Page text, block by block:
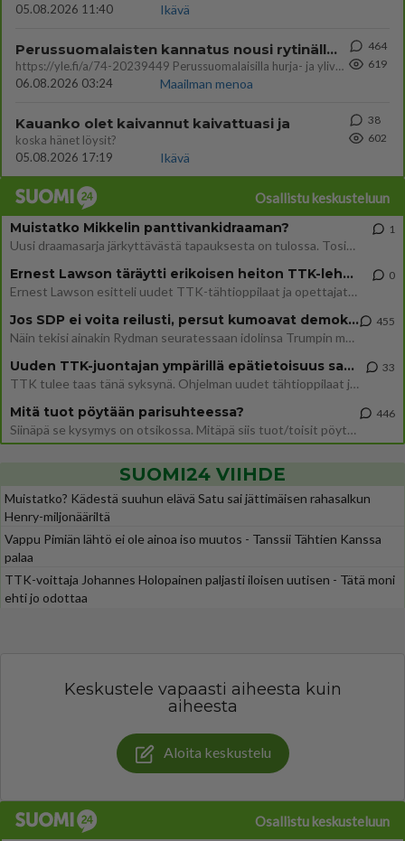
05.08.2026 11:40
Ikävä
Perussuomalaisten kannatus nousi rytinällä Ylen tänään julkaisemassa tuoreimmassa gallup-kyselyssä.
https://yle.fi/a/74-20239449 Perussuomalaisilla hurja- ja ylivoimaisesti suurin nousu tässä uudessa Ylen gallupissa. Kyl
06.08.2026 03:24
Maailman menoa
464
619
Kauanko olet kaivannut kaivattuasi ja
koska hänet löysit?
05.08.2026 17:19
Ikävä
38
602
Osallistu keskusteluun
Muistatko Mikkelin panttivankidraaman?
Uusi draamasarja järkyttävästä tapauksesta on tulossa. Tositapahtumiin perustuva sarja ammentaa vuoden 1986 Mikkelin pan
1
Ernest Lawson täräytti erikoisen heiton TTK-lehdistötilaisuudessa: " Onko tässä tarkoituksena...?"
Ernest Lawson esitteli uudet TTK-tähtioppilaat ja opettajat torstaina 6.8. lehdistölle. Tulevalla kaudella on yksi hausk
0
Jos SDP ei voita reilusti, persut kumoavat demokratian Suomesta
Näin tekisi ainakin Rydman seuratessaan idolinsa Trumpin mallia https://www.is.fi/politiikka/art-2000012187244.html
455
Uuden TTK-juontajan ympärillä epätietoisuus sakenee - Nyt MTV hämmentää soppaa
TTK tulee taas tänä syksynä. Ohjelman uudet tähtioppilaat julkistetaan torstaina 6. elokuuta klo 14 alkavassa lehdistö
33
Mitä tuot pöytään parisuhteessa?
Siinäpä se kysymys on otsikossa. Mitäpä siis tuot/toisit pöytään parisuhteessa? Oletko mies vai nainen? Koetko sen mitä
446
SUOMI24 VIIHDE
Muistatko? Kädestä suuhun elävä Satu sai jättimäisen rahasalkun
Henry-miljonääriltä
Vappu Pimiän lähtö ei ole ainoa iso muutos - Tanssii Tähtien Kanssa
palaa
TTK-voittaja Johannes Holopainen paljasti iloisen uutisen - Tätä moni
ehti jo odottaa
Keskustele vapaasti aiheesta kuin
aiheesta
Aloita keskustelu
Osallistu keskusteluun